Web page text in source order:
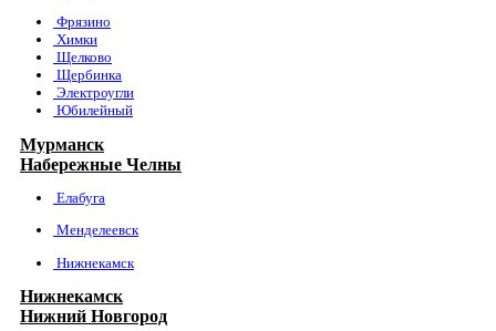
Фрязино
Химки
Щелково
Щербинка
Электроугли
Юбилейный
Мурманск
Набережные Челны
Елабуга
Менделеевск
Нижнекамск
Нижнекамск
Нижний Новгород